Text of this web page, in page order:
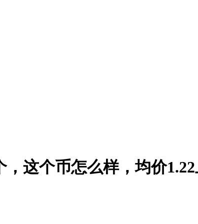
，这个币怎么样，均价